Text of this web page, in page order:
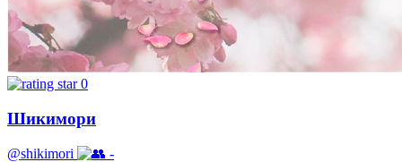
0
Шикимори
@shikimori -